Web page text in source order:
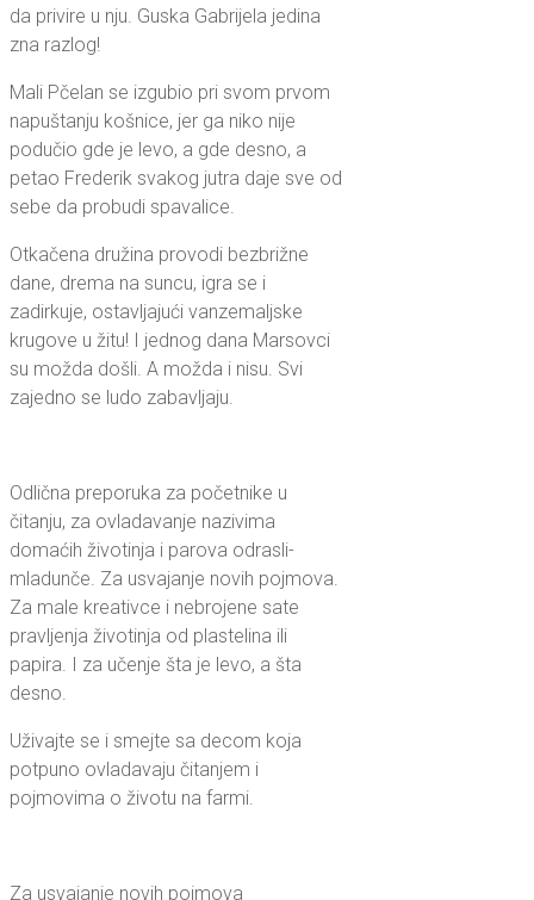
da privire u nju. Guska Gabrijela jedina
zna razlog!
Mali Pčelan se izgubio pri svom prvom
napuštanju košnice, jer ga niko nije
podučio gde je levo, a gde desno, a
petao Frederik svakog jutra daje sve od
sebe da probudi spavalice.
Otkačena družina provodi bezbrižne
dane, drema na suncu, igra se i
zadirkuje, ostavljajući vanzemaljske
krugove u žitu! I jednog dana Marsovci
su možda došli. A možda i nisu. Svi
zajedno se ludo zabavljaju.
Odlična preporuka za početnike u
čitanju, za ovladavanje nazivima
domaćih životinja i parova odrasli-
mladunče. Za usvajanje novih pojmova.
Za male kreativce i nebrojene sate
pravljenja životinja od plastelina ili
papira. I za učenje šta je levo, a šta
desno.
Uživajte se i smejte sa decom koja
potpuno ovladavaju čitanjem i
pojmovima o životu na farmi.
Za usvajanje novih pojmova